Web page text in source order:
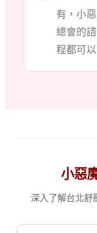
有，小
總會的
程都可
小惡
深入了解台北舒